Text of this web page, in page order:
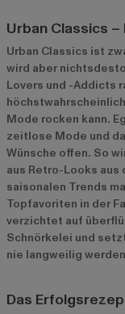
Urban Classics
Urban Classics ist
wird aber
Lovers und -Addicts
Mode rocken kann.
zeitlose Mode und
Wünsche offen. So
aus Retro-Looks
saisonalen Trends
Topfavoriten in der
verzichtet auf
Schnörkelei und
nie langweilig
Das